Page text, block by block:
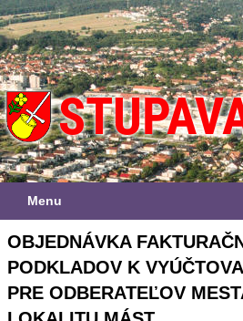
Menu
OBJEDNÁVKA
PODKLADOV K
PRE ODBERATEĽOV